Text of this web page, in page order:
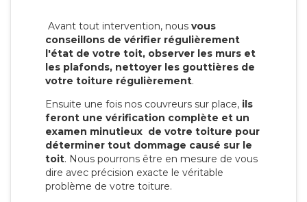
Avant tout intervention, nous vous
conseillons de vérifier régulièrement
l'état de votre toit, observer les murs et
les plafonds, nettoyer les gouttières de
votre toiture régulièrement.
Ensuite une fois nos couvreurs sur place, ils
feront une vérification complète et un
examen minutieux de votre toiture pour
déterminer tout dommage causé sur le
toit. Nous pourrons être en mesure de vous
dire avec précision exacte le véritable
problème de votre toiture.